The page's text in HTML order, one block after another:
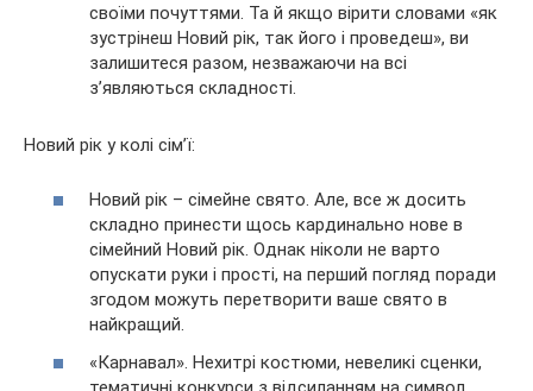
своїми почуттями. Та й якщо вірити словами «як
зустрінеш Новий рік, так його і проведеш», ви
залишитеся разом, незважаючи на всі
з’являються складності.
Новий рік у колі сім’ї:
Новий рік – сімейне свято. Але, все ж досить
складно принести щось кардинально нове в
сімейний Новий рік. Однак ніколи не варто
опускати руки і прості, на перший погляд поради
згодом можуть перетворити ваше свято в
найкращий.
«Карнавал». Нехитрі костюми, невеликі сценки,